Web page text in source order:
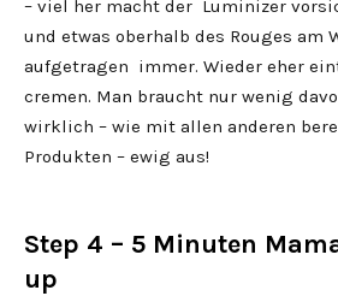
– viel her macht der Luminizer
und etwas oberhalb des Rouges am
aufgetragen immer. Wieder eher
cremen. Man braucht nur wenig
wirklich – wie mit allen anderen
Produkten – ewig aus!
Step 4 – 5 Minuten
up